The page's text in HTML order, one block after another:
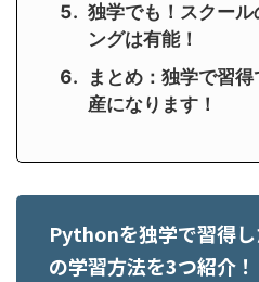
独学でも！スクール
ングは有能！
まとめ：独学で習
産になります！
Pythonを独学で習得
の学習方法を3つ紹介！